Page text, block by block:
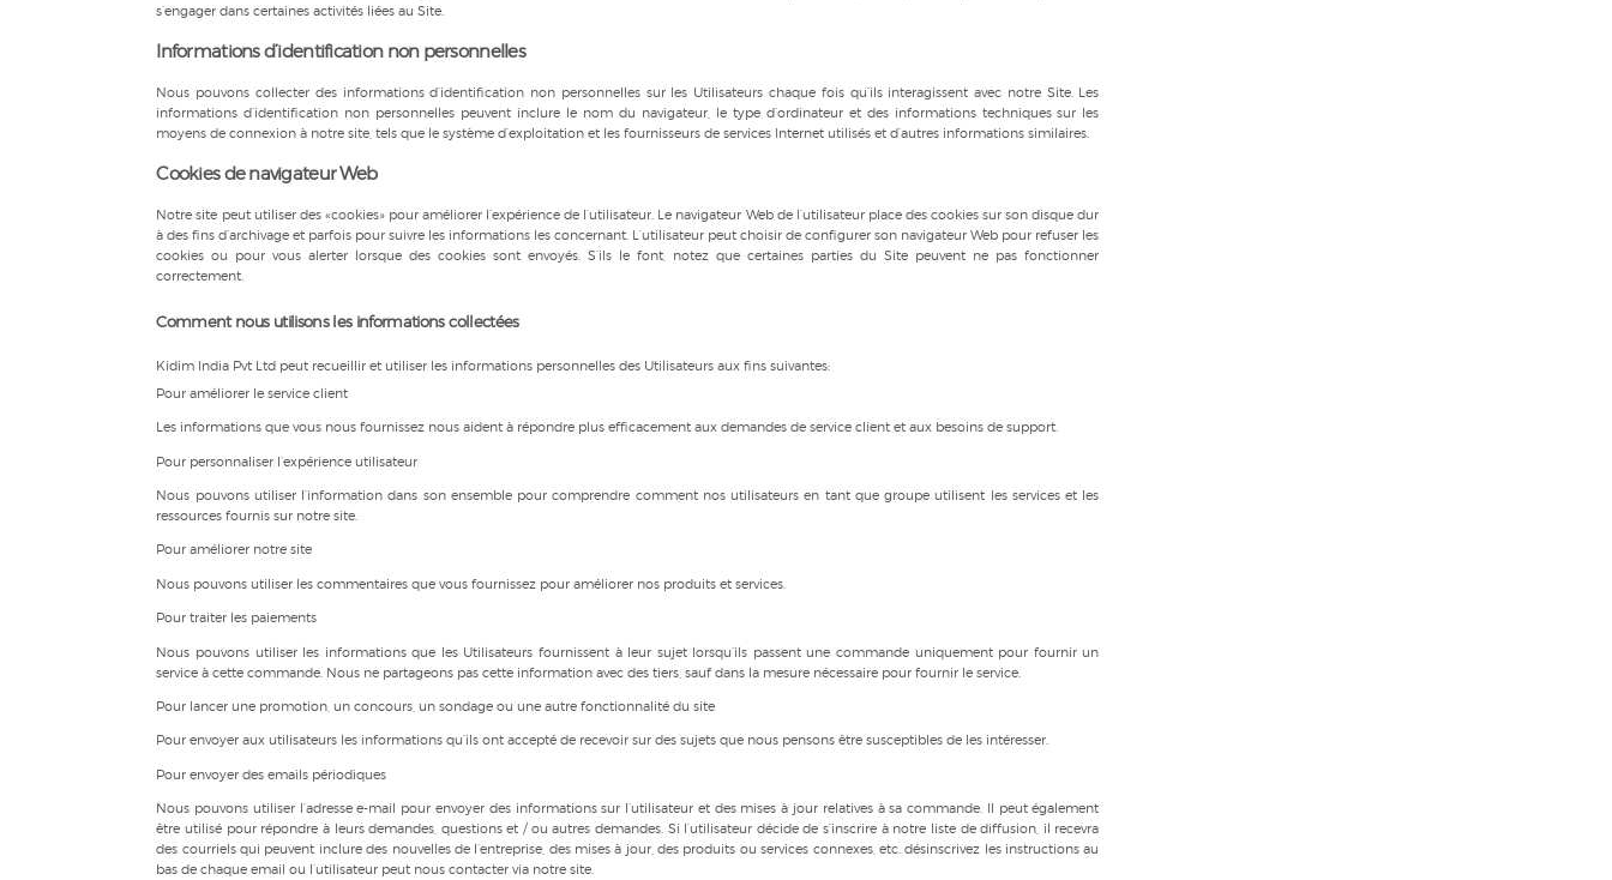
s’engager dans certaines activités liées au Site.
Informations d’identification non personnelles
Nous pouvons collecter des informations d’identification non personnelles sur les Utilisateurs chaque fois qu’ils interagissent avec notre Site. Les
informations d’identification non personnelles peuvent inclure le nom du navigateur, le type d’ordinateur et des informations techniques sur les
moyens de connexion à notre site, tels que le système d’exploitation et les fournisseurs de services Internet utilisés et d’autres informations similaires.
Cookies de navigateur Web
Notre site peut utiliser des «cookies» pour améliorer l’expérience de l’utilisateur. Le navigateur Web de l’utilisateur place des cookies sur son disque dur
à des fins d’archivage et parfois pour suivre les informations les concernant. L’utilisateur peut choisir de configurer son navigateur Web pour refuser les
cookies ou pour vous alerter lorsque des cookies sont envoyés. S’ils le font, notez que certaines parties du Site peuvent ne pas fonctionner
correctement.
Comment nous utilisons les informations collectées
Kidim India Pvt Ltd peut recueillir et utiliser les informations personnelles des Utilisateurs aux fins suivantes:
Pour améliorer le service client
Les informations que vous nous fournissez nous aident à répondre plus efficacement aux demandes de service client et aux besoins de support.
Pour personnaliser l’expérience utilisateur
Nous pouvons utiliser l’information dans son ensemble pour comprendre comment nos utilisateurs en tant que groupe utilisent les services et les
ressources fournis sur notre site.
Pour améliorer notre site
Nous pouvons utiliser les commentaires que vous fournissez pour améliorer nos produits et services.
Pour traiter les paiements
Nous pouvons utiliser les informations que les Utilisateurs fournissent à leur sujet lorsqu’ils passent une commande uniquement pour fournir un
service à cette commande. Nous ne partageons pas cette information avec des tiers, sauf dans la mesure nécessaire pour fournir le service.
Pour lancer une promotion, un concours, un sondage ou une autre fonctionnalité du site
Pour envoyer aux utilisateurs les informations qu’ils ont accepté de recevoir sur des sujets que nous pensons être susceptibles de les intéresser.
Pour envoyer des emails périodiques
Nous pouvons utiliser l’adresse e-mail pour envoyer des informations sur l’utilisateur et des mises à jour relatives à sa commande. Il peut également
être utilisé pour répondre à leurs demandes, questions et / ou autres demandes. Si l’utilisateur décide de s’inscrire à notre liste de diffusion, il recevra
des courriels qui peuvent inclure des nouvelles de l’entreprise, des mises à jour, des produits ou services connexes, etc. désinscrivez les instructions au
bas de chaque email ou l’utilisateur peut nous contacter via notre site.